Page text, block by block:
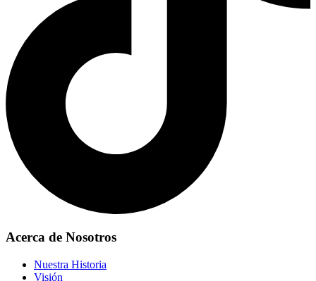
Acerca de Nosotros
Nuestra Historia
Visión